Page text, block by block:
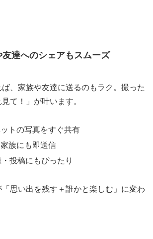
友達へのシェアもスムーズ
、家族や友達に送るのもラク。撮った
て！」が叶います。
トの写真をすぐ共有
族にも即送信
投稿にもぴったり
思い出を残す＋誰かと楽しむ」に変わ